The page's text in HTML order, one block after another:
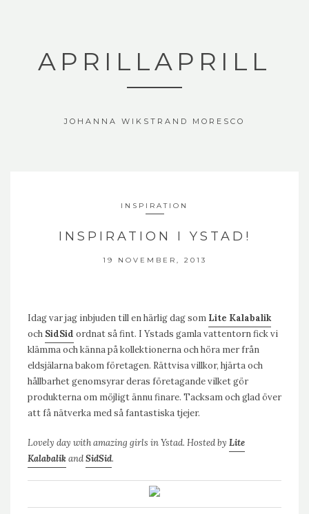
APRILLAPRILL
JOHANNA WIKSTRAND MORESCO
INSPIRATION
INSPIRATION I YSTAD!
19 NOVEMBER, 2013
Idag var jag inbjuden till en härlig dag som Lite Kalabalik
och SidSid ordnat så fint. I Ystads gamla vattentorn fick vi
klämma och känna på kollektionerna och höra mer från
eldsjälarna bakom företagen. Rättvisa villkor, hjärta och
hållbarhet genomsyrar deras företagande vilket gör
produkterna om möjligt ännu finare. Tacksam och glad över
att få nätverka med så fantastiska tjejer.
Lovely day with amazing girls in Ystad. Hosted by Lite
KalabalikandSidSid.